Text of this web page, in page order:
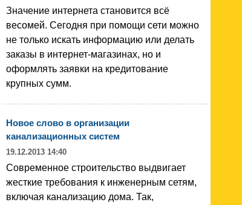
Значение интернета становится всё
весомей. Сегодня при помощи сети можно
не только искать информацию или делать
заказы в интернет-магазинах, но и
оформлять заявки на кредитование
крупных сумм.
Новое слово в организации
канализационных систем
19.12.2013 14:40
Современное строительство выдвигает
жесткие требования к инженерным сетям,
включая канализацию дома. Так,